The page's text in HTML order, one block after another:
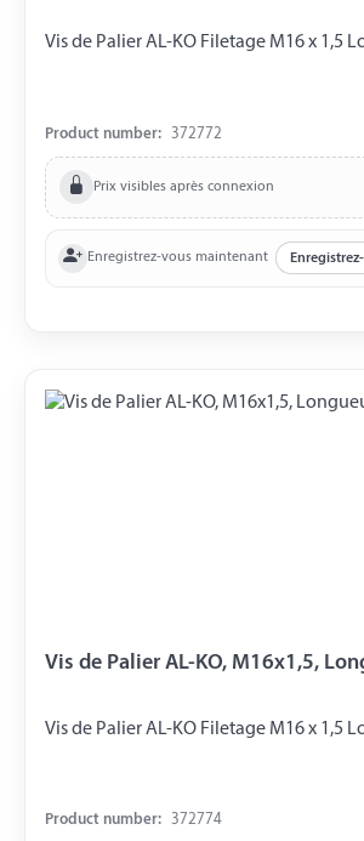
Vis de Palier AL-KO Filetage M16 x 1,5
Product number: 372772
Prix visibles après connexion
Enregistrez-vous maintenant
Vis de Palier AL-KO, M16x1,5,
Vis de Palier AL-KO Filetage M16 x 1,5
Product number: 372774